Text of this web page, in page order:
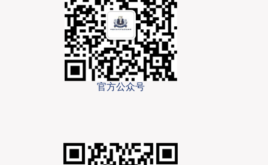
官方公众号